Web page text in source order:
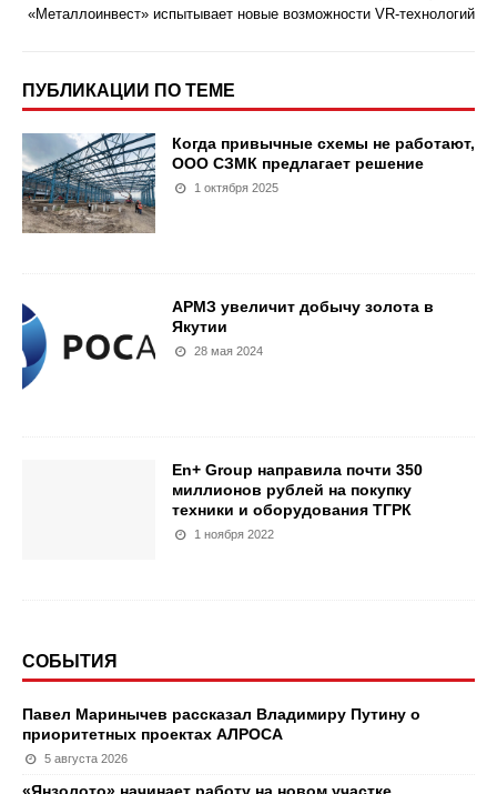
«Металлоинвест» испытывает новые возможности VR-технологий
ПУБЛИКАЦИИ ПО ТЕМЕ
Когда привычные схемы не работают,
ООО СЗМК предлагает решение
1 октября 2025
АРМЗ увеличит добычу золота в
Якутии
28 мая 2024
En+ Group направила почти 350
миллионов рублей на покупку
техники и оборудования ТГРК
1 ноября 2022
СОБЫТИЯ
Павел Маринычев рассказал Владимиру Путину о
приоритетных проектах АЛРОСА
5 августа 2026